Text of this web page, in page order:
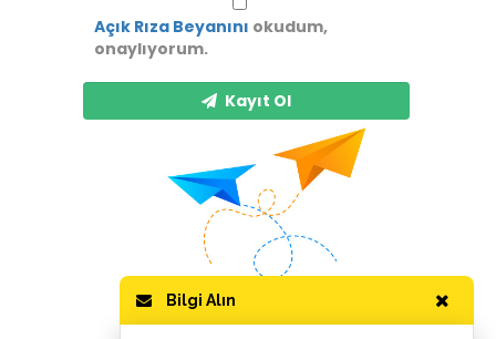
Bilgi Alın
Açık Rıza Beyanını okudum,
onaylıyorum.
Kayıt Ol